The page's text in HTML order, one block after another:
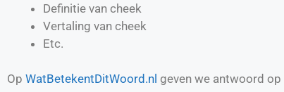
Definitie van cheek
Vertaling van cheek
Etc.
Op WatBetekentDitWoord.nl geven we antwoord